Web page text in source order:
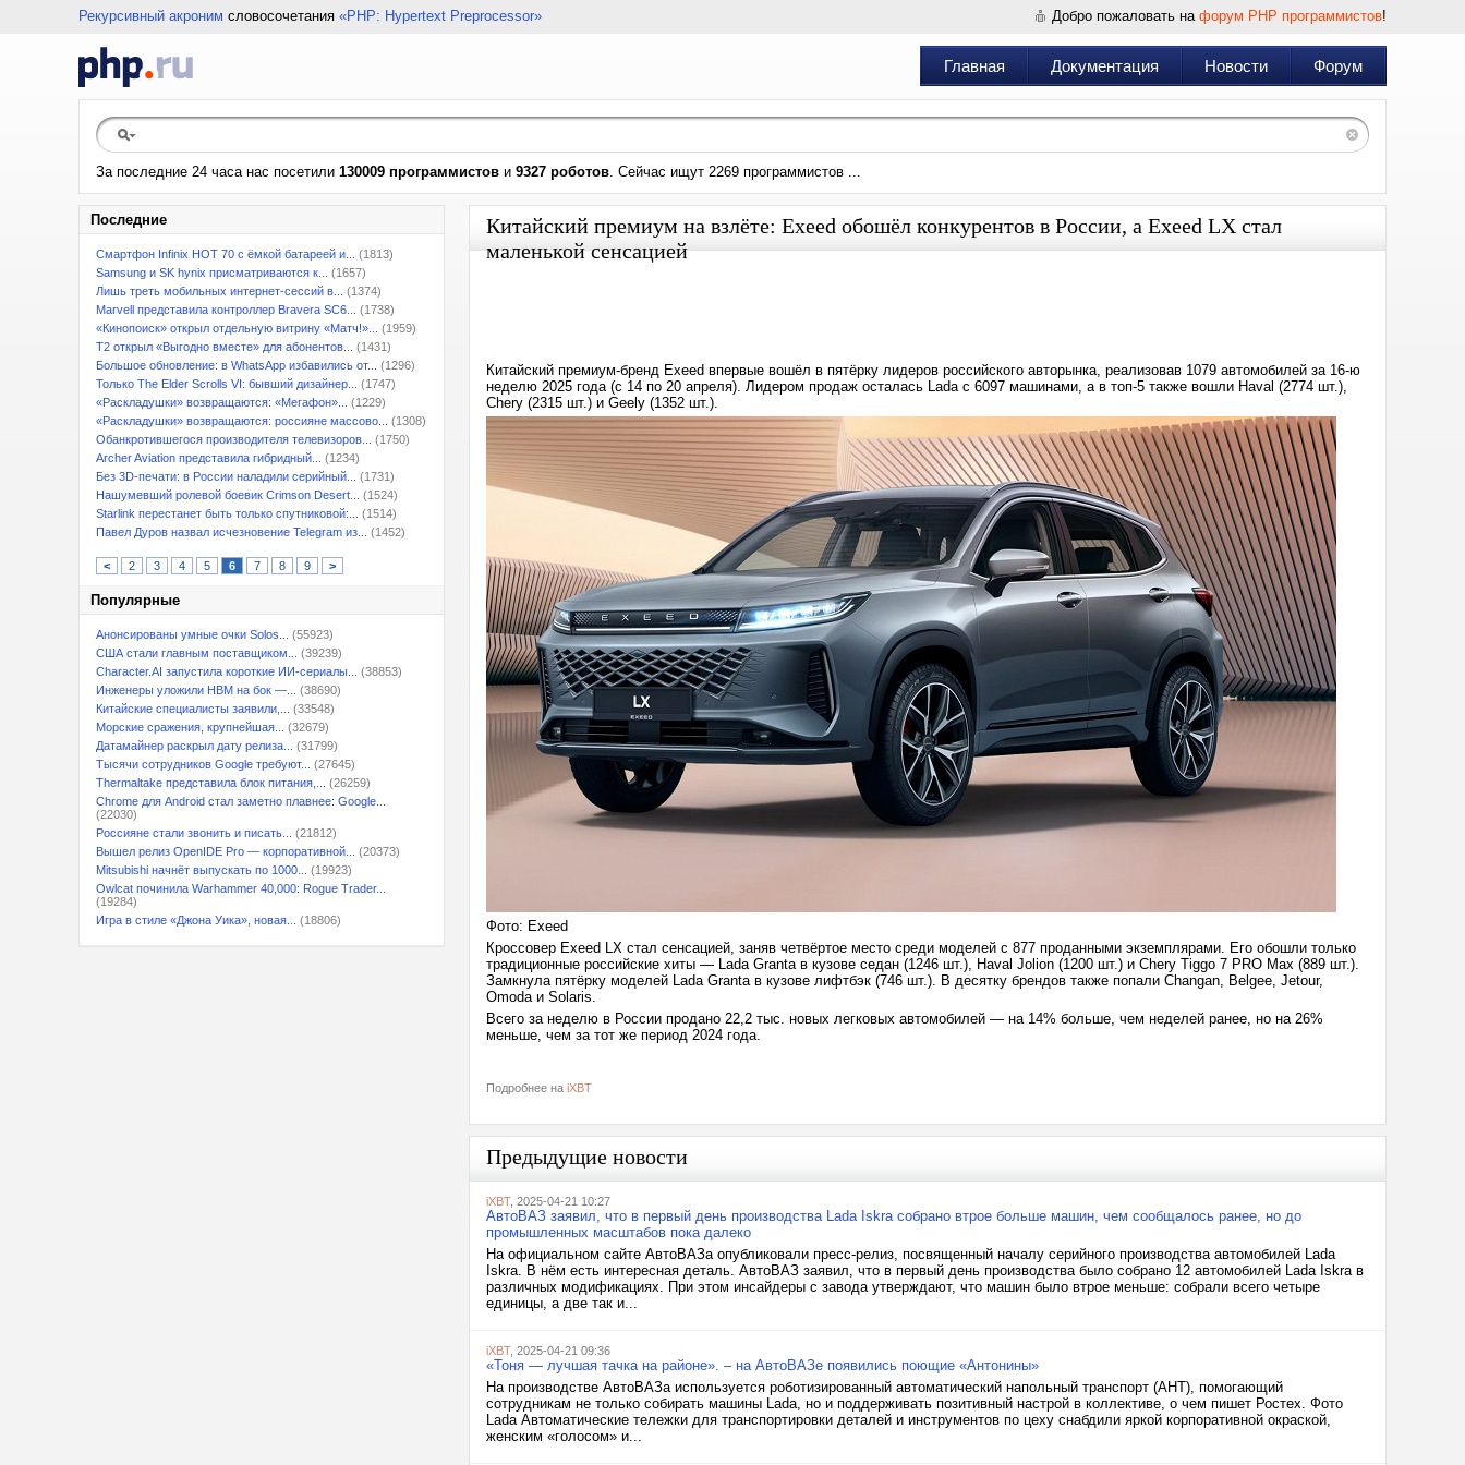
Рекурсивный акроним словосочетания «PHP: Hypertext Preprocessor» Добро пожаловать на форум PHP программистов!
Главная Документация Новости Форум
За последние 24 часа нас посетили 130009 программистов и 9327 роботов. Сейчас ищут 2269 программистов ...
Последние
Смартфон Infinix HOT 70 с ёмкой батареей и...
(1813)
Samsung и SK hynix присматриваются к...
(1657)
Лишь треть мобильных интернет-сессий в...
(1374)
Marvell представила контроллер Bravera SC6...
(1738)
«Кинопоиск» открыл отдельную витрину «Матч!»...
(1959)
T2 открыл «Выгодно вместе» для абонентов...
(1431)
Большое обновление: в WhatsApp избавились от...
(1296)
Только The Elder Scrolls VI: бывший дизайнер...
(1747)
«Раскладушки» возвращаются: «Мегафон»...
(1229)
«Раскладушки» возвращаются: россияне массово...
(1308)
Обанкротившегося производителя телевизоров...
(1750)
Archer Aviation представила гибридный...
(1234)
Без 3D-печати: в России наладили серийный...
(1731)
Нашумевший ролевой боевик Crimson Desert...
(1524)
Starlink перестанет быть только спутниковой:...
(1514)
Павел Дуров назвал исчезновение Telegram из...
(1452)
< 2 3 4 5 6 7 8 9 >
Популярные
Анонсированы умные очки Solos...
(55923)
США стали главным поставщиком...
(39239)
Character.AI запустила короткие ИИ-сериалы...
(38853)
Инженеры уложили HBM на бок —...
(38690)
Китайские специалисты заявили,...
(33548)
Морские сражения, крупнейшая...
(32679)
Датамайнер раскрыл дату релиза...
(31799)
Тысячи сотрудников Google требуют...
(27645)
Thermaltake представила блок питания,...
(26259)
Chrome для Android стал заметно плавнее: Google...
(22030)
Россияне стали звонить и писать...
(21812)
Вышел релиз OpenIDE Pro — корпоративной...
(20373)
Mitsubishi начнёт выпускать по 1000...
(19923)
Owlcat починила Warhammer 40,000: Rogue Trader...
(19284)
Игра в стиле «Джона Уика», новая...
(18806)
Китайский премиум на взлёте: Exeed обошёл конкурентов в России, а Exeed LX стал
маленькой сенсацией
Китайский премиум-бренд Exeed впервые вошёл в пятёрку лидеров российского авторынка, реализовав 1079 автомобилей за 16-ю
неделю 2025 года (с 14 по 20 апреля). Лидером продаж осталась Lada с 6097 машинами, а в топ-5 также вошли Haval (2774 шт.),
Chery (2315 шт.) и Geely (1352 шт.).
Фото: Exeed
Кроссовер Exeed LX стал сенсацией, заняв четвёртое место среди моделей с 877 проданными экземплярами. Его обошли только
традиционные российские хиты — Lada Granta в кузове седан (1246 шт.), Haval Jolion (1200 шт.) и Chery Tiggo 7 PRO Max (889 шт.).
Замкнула пятёрку моделей Lada Granta в кузове лифтбэк (746 шт.). В десятку брендов также попали Changan, Belgee, Jetour,
Omoda и Solaris.
Всего за неделю в России продано 22,2 тыс. новых легковых автомобилей — на 14% больше, чем неделей ранее, но на 26%
меньше, чем за тот же период 2024 года.
Подробнее на iXBT
Предыдущие новости
iXBT, 2025-04-21 10:27
АвтоВАЗ заявил, что в первый день производства Lada Iskra собрано втрое больше машин, чем сообщалось ранее, но до
промышленных масштабов пока далеко
На официальном сайте АвтоВАЗа опубликовали пресс-релиз, посвященный началу серийного производства автомобилей Lada
Iskra. В нём есть интересная деталь. АвтоВАЗ заявил, что в первый день производства было собрано 12 автомобилей Lada Iskra в
различных модификациях. При этом инсайдеры с завода утверждают, что машин было втрое меньше: собрали всего четыре
единицы, а две так и...
iXBT, 2025-04-21 09:36
«Тоня — лучшая тачка на районе». – на АвтоВАЗе появились поющие «Антонины»
На производстве АвтоВАЗа используется роботизированный автоматический напольный транспорт (АНТ), помогающий
сотрудникам не только собирать машины Lada, но и поддерживать позитивный настрой в коллективе, о чем пишет Ростех. Фото
Lada Автоматические тележки для транспортировки деталей и инструментов по цеху снабдили яркой корпоративной окраской,
женским «голосом» и...